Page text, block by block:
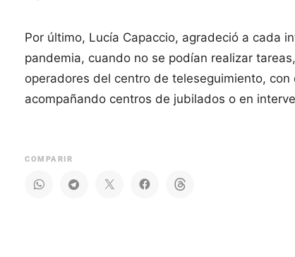
Por último, Lucía Capaccio, agradeció a cada
pandemia, cuando no se podían realizar
operadores del centro de teleseguimiento,
acompañando centros de jubilados o en
COMPARIR